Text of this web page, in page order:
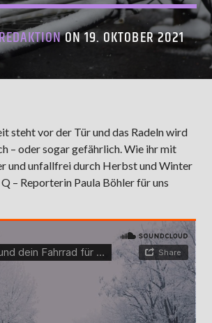
WITH ME (CLEAN)
90,9 MHzSteinfurt 103,9 MHz
ON 19. OKTOBER 2021
steht vor der Tür und das Radeln wird
– oder sogar gefährlich. Wie ihr mit
und unfallfrei durch Herbst und Winter
– Reporterin Paula Böhler für uns